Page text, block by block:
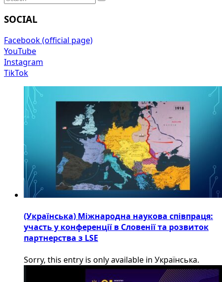
SOCIAL
Facebook (official page)
YouTube
Instagram
TikTok
(Українська) Міжнародна наукова співпраця:
участь у конференції в Словенії та розвиток
партнерства з LSE
Sorry, this entry is only available in Українська.